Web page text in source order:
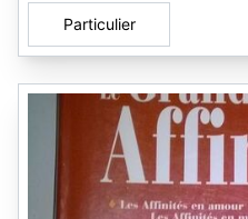
Particulier